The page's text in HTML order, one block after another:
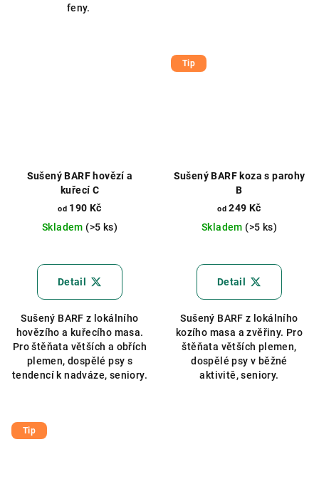
feny.
Sušený BARF hovězí a
kuřecí C
od 190 Kč
Skladem (>5 ks)
Detail
Sušený BARF z lokálního
hovězího a kuřecího masa.
Pro štěňata větších a obřích
plemen, dospělé psy s
tendencí k nadváze, seniory.
Tip
Sušený BARF koza s parohy
B
od 249 Kč
Skladem (>5 ks)
hodnocení
produktu
z
5
hvězdiček.
Detail
Sušený BARF z lokálního
kozího masa a zvěřiny. Pro
štěňata větších plemen,
dospělé psy v běžné
aktivitě, seniory.
Tip